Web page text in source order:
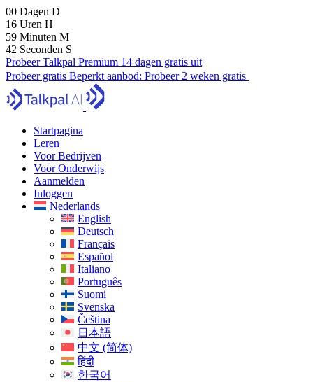
00 Dagen D
16 Uren H
59 Minuten M
41 Seconden S
Probeer Talkpal Premium 14 dagen gratis uit
Probeer gratis Beperkt aanbod: Probeer 2 weken gratis
Startpagina
Leren
Voor Bedrijven
Voor Onderwijs
Aanmelden
Inloggen
Nederlands
English
Deutsch
Français
Español
Italiano
Português
Suomi
Svenska
Čeština
日本語
中文 (简体)
हिंदी
한국어